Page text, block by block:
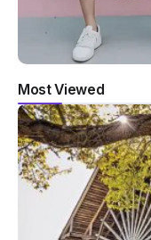
Most Viewed